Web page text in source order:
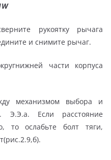
рукоятку рычага
и снимите рычаг.
части корпуса
механизмом выбора и
Э.Э.а. Если расстояние
то ослабьте болт тяги,